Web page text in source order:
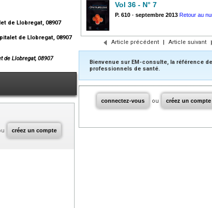
de Llobregat, 08907
de Llobregat, 08907
de Llobregat, 08907
créez un compte
Vol 36 - N° 7
P. 610 - septembre 2013 Retour au
Article précédent | Article suivant
Bienvenue sur EM-consulte, la référence
professionnels de santé.
connectez-vous ou créez un compte